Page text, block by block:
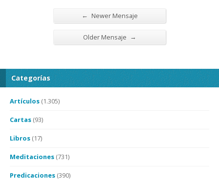
← Newer Mensaje
Older Mensaje →
Categorías
Artículos (1.305)
Cartas (93)
Libros (17)
Meditaciones (731)
Predicaciones (390)